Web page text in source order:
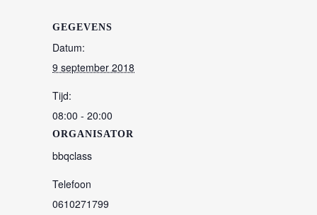
GEGEVENS
Datum:
9 september 2018
Tijd:
08:00 - 20:00
ORGANISATOR
bbqclass
Telefoon
0610271799